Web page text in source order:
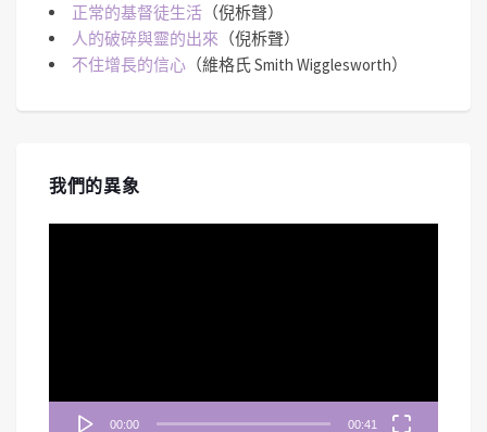
正常的基督徒生活 （倪柝聲）
人的破碎與靈的出來 （倪柝聲）
不住增長的信心 （維格氏 Smith Wigglesworth）
我們的異象
00:00 00:41